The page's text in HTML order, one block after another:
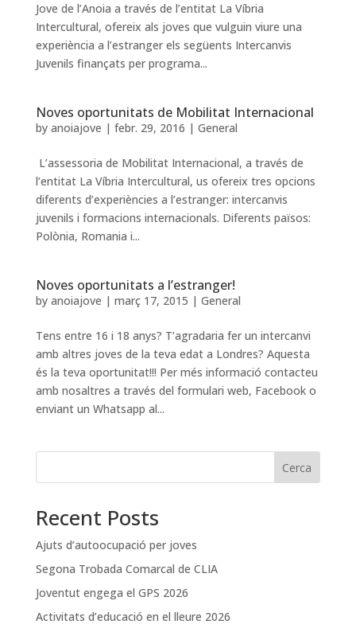
Jove de l’Anoia a través de l’entitat La Víbria
Intercultural, ofereix als joves que vulguin viure una
experiència a l’estranger els següents Intercanvis
Juvenils finançats per programa...
Noves oportunitats de Mobilitat Internacional
by anoiajove | febr. 29, 2016 | General
L’assessoria de Mobilitat Internacional, a través de
l’entitat La Víbria Intercultural, us ofereix tres opcions
diferents d’experiències a l’estranger: intercanvis
juvenils i formacions internacionals. Diferents països:
Polònia, Romania i...
Noves oportunitats a l’estranger!
by anoiajove | març 17, 2015 | General
Tens entre 16 i 18 anys? T’agradaria fer un intercanvi
amb altres joves de la teva edat a Londres? Aquesta
és la teva oportunitat!!! Per més informació contacteu
amb nosaltres a través del formulari web, Facebook o
enviant un Whatsapp al...
Cerca
Recent Posts
Ajuts d’autoocupació per joves
Segona Trobada Comarcal de CLIA
Joventut engega el GPS 2026
Activitats d’educació en el lleure 2026